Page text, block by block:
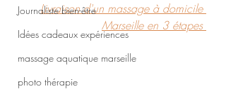
Journaliste bien-être
Idées cadeaux expériences
massage aquatique marseille
photo thérapie
Livraison d'un massage à domicile
Marseille en 3 étapes